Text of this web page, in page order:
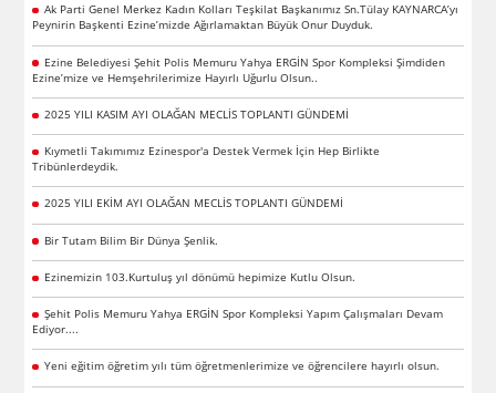
Ak Parti Genel Merkez Kadın Kolları Teşkilat Başkanımız Sn.Tülay KAYNARCA’yı
Peynirin Başkenti Ezine’mizde Ağırlamaktan Büyük Onur Duyduk.
Ezine Belediyesi Şehit Polis Memuru Yahya ERGİN Spor Kompleksi Şimdiden
Ezine’mize ve Hemşehrilerimize Hayırlı Uğurlu Olsun..
2025 YILI KASIM AYI OLAĞAN MECLİS TOPLANTI GÜNDEMİ
Kıymetli Takımımız Ezinespor'a Destek Vermek İçin Hep Birlikte
Tribünlerdeydik.
2025 YILI EKİM AYI OLAĞAN MECLİS TOPLANTI GÜNDEMİ
Bir Tutam Bilim Bir Dünya Şenlik.
Ezinemizin 103.Kurtuluş yıl dönümü hepimize Kutlu Olsun.
Şehit Polis Memuru Yahya ERGİN Spor Kompleksi Yapım Çalışmaları Devam
Ediyor....
Yeni eğitim öğretim yılı tüm öğretmenlerimize ve öğrencilere hayırlı olsun.